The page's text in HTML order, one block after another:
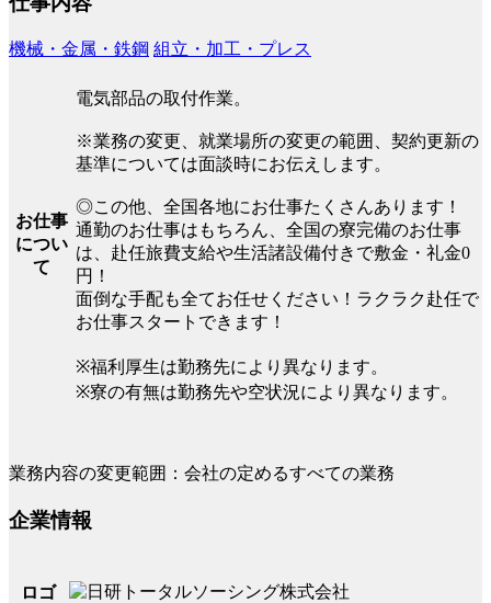
機械・金属・鉄鋼 組立・加工・プレス
お仕事
につい
て
電気部品の取付作業。
※業務の変更、就業場所の変更の範囲、契約更新の
基準については面談時にお伝えします。
◎この他、全国各地にお仕事たくさんあります！
通勤のお仕事はもちろん、全国の寮完備のお仕事
は、赴任旅費支給や生活諸設備付きで敷金・礼金0
円！
面倒な手配も全てお任せください！ラクラク赴任で
お仕事スタートできます！
※福利厚生は勤務先により異なります。
※寮の有無は勤務先や空状況により異なります。
業務内容の変更範囲：会社の定めるすべての業務
企業情報
ロゴ